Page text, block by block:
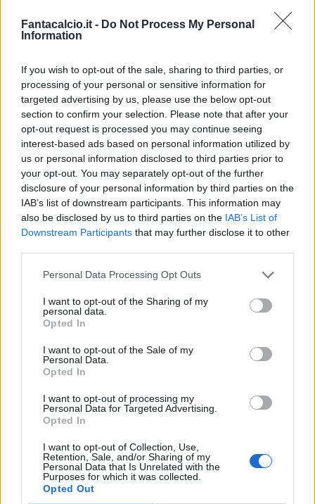
Fantacalcio.it - Do Not Process My Personal
Information
If you wish to opt-out of the sale, sharing to third parties, or
processing of your personal or sensitive information for
targeted advertising by us, please use the below opt-out
section to confirm your selection. Please note that after your
opt-out request is processed you may continue seeing
interest-based ads based on personal information utilized by
us or personal information disclosed to third parties prior to
your opt-out. You may separately opt-out of the further
disclosure of your personal information by third parties on the
IAB’s list of downstream participants. This information may
also be disclosed by us to third parties on the IAB’s List of
Downstream Participants that may further disclose it to other
Personal Data Processing Opt Outs
I want to opt-out of the Sharing of my
personal data.
Opted In
I want to opt-out of the Sale of my
Personal Data.
Opted In
I want to opt-out of processing my
Personal Data for Targeted Advertising.
Opted In
I want to opt-out of Collection, Use,
Retention, Sale, and/or Sharing of my
Personal Data that Is Unrelated with the
Purposes for which it was collected.
Opted Out
Classic Mantra
Riepilogo stagione
Titolare 30 - 78%
Entrato 0 - 0 %
Squalificato 0 - 0%
Infortunato 0 - 0%
Inutilizzato
Scarica riepilogo
stagionale
Giornata Voto FV EntratoUscito Bonus/Malus
GEN 0-0